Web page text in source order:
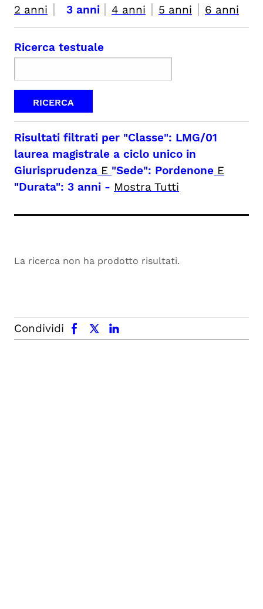
2 anni | 3 anni | 4 anni | 5 anni | 6 anni
Ricerca testuale
Risultati filtrati per "Classe": LMG/01
laurea magistrale a ciclo unico in
Giurisprudenza E "Sede": Pordenone E
"Durata": 3 anni - Mostra Tutti
La ricerca non ha prodotto risultati.
Condividi
facebook x.com linkedin